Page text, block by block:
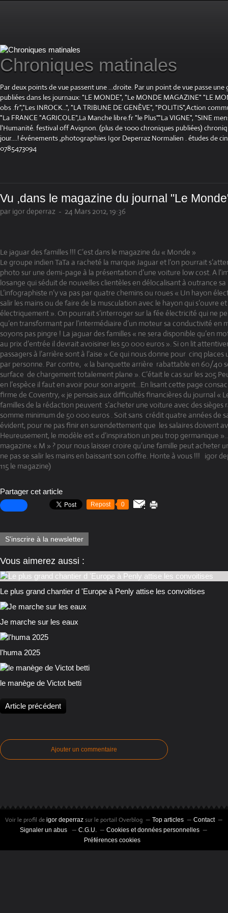
Chroniques matinales
Par deux points de vue passent une ...droite. Par un point de vue passe
publiées dans les journaux: "LE MONDE", "Le MONDE MAGAZINE" "LE
obs .fr","Les INROCK...", "LA TRIBUNE DE GENÈVE", "POLITIS",Action
"La FRANCE "AGRICOLE",La Manche libre.fr "le Plus"."La VIGNE", "SINE
l'Humanité. festival off Avignon. (plus de 1000 chroniques publiées)
jour....! événements ,photographies Igor Deperraz Normalien . études de
0785473094
Vu ,dans le magazine du journal "Le
par igor deperraz - 24 Mars 2012, 19:36
Le jaguar des familles !!! C’est dans le magazine du « Monde »
Le groupe indien TaTa a racheté la marque Jaguar et l’on pourrait
photo sur une demi-page à la présentation d’une voiture low cost. A
losange qui séduit de nouvelles clientèles en délocalisant à outrance
L’infographiste n’y va pas par quatre chemins ou roues « Un hayon
salir les mains ou de faire de la musculation avec le hayon qui s’ouvre
électriquement ». On pourrait s’interroger sur la fée électricité qui ne
qu’en transformant par l’intermédiaire d’un moteur sa conductivité en
soyons pas pingre ! La jaguar des familles « ne sera disponible qu’en
au prix d’entrée il devrait avoisiner les 50 000 euros ». Si on lit
passagers à l’arrière sont à l’aise » Ce qui nous donne pour cinq places
par personne. Par contre, « la banquette arrière rabattable en 60/40
surface de chargement totalement plane ». C’était le cas sur les 205
en l’espèce il faut en avoir pour son argent…En lisant cette page
firme de Coventry, « je pensais aux difficultés financières du journal «
familles de la rédaction peuvent s’acheter une voiture avec des
somme minimum de 50 000 euros . Soit sans crédit quatre années de
évident, pour ne pas finir en surendettement que les salaires doivent
Heureusement, le modèle est « d’inspiration un peu trop germanique
magazine « M » ? pour nous laisser croire qu’une famille peut acheter
ne pas se salir les mains en baissant son coffre. Honte à vous !!! igor
115 le magazine)
Partager cet article
Repost 0
S'inscrire à la newsletter
Vous aimerez aussi :
Le plus grand chantier d 'Europe à Penly attise les convoitises
Je marche sur les eaux
l'huma 2025
le manège de Victot betti
Article précédent
Ajouter un commentaire
Voir le profil de igor deperraz sur le portail Overblog Top articles
Contact
Signaler un abus
C.G.U.
Cookies et données personnelles
Préférences cookies